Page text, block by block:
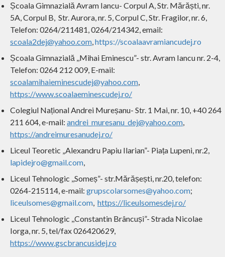
Școala Gimnazială Avram Iancu- Corpul A, Str. Mărăști, nr.
5A, Corpul B, Str. Aurora, nr. 5, Corpul C, Str. Fragilor, nr. 6,
Telefon: 0264/211481, 0264/214342, email:
scoala2dej@yahoo.com,https://scoalaavramiancudej.ro
Școala Gimnazială ,,Mihai Eminescu”- str. Avram Iancu nr. 2-4,
Telefon: 0264 212 009, E-mail:
scoalamihaieminescudej@yahoo.com,
https://www.scoalaeminescudej.ro/
Colegiul Național Andrei Mureșanu- Str. 1 Mai, nr. 10, +40 264
211 604, e-mail: andrei_muresanu_dej@yahoo.com,
https://andreimuresanudej.ro/
Liceul Teoretic „Alexandru Papiu Ilarian”- Piața Lupeni, nr.2,
lapidejro@gmail.com,
Liceul Tehnologic ,,Someș”- str.Mărășești, nr.20, telefon:
0264-215114, e-mail: grupscolarsomes@yahoo.com;
liceulsomes@gmail.com, https://liceulsomesdej.ro/
Liceul Tehnologic ,,Constantin Brâncuși”- Strada Nicolae
Iorga, nr. 5, tel/fax 026420629,
https://www.gscbrancusidej.ro